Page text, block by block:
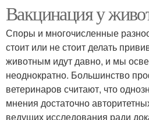
Вакцинация у
Споры и многочисленные
стоит или не стоит делать
животным идут давно, и мы
неоднократно. Большинство
ветеринаров считают, что
мнения достаточно
ведущих исследования ради